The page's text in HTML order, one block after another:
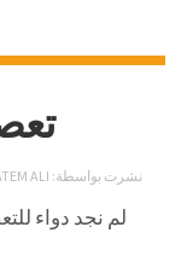
نشرت بواسطة: ALI
لم نجد دواء